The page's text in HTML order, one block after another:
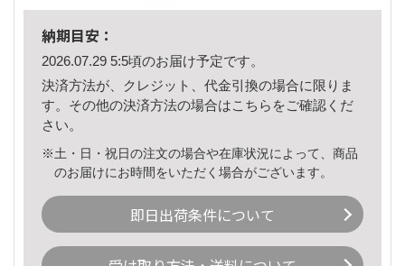
納期目安：
2026.07.29 5:5頃のお届け予定です。
決済方法が、クレジット、代金引換の場合に限りま
す。その他の決済方法の場合はこちら をご確認くだ
さい。
※土・日・祝日の注文の場合や在庫状況によって、商品
のお届けにお時間をいただく場合がございます。
即日出荷条件について